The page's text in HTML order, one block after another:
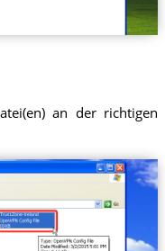
an der richtigen
Trust.Zone-Ireland